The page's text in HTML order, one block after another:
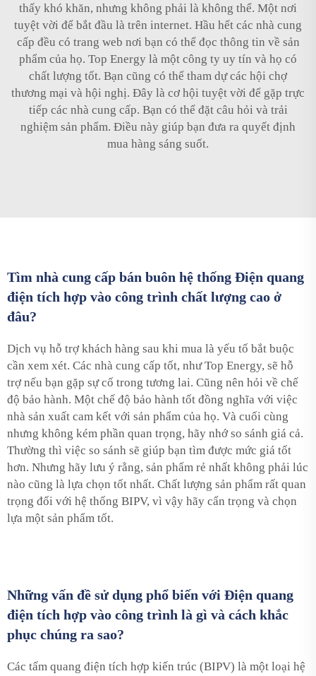
thấy khó khăn, nhưng không phải là không thể. Một nơi
tuyệt vời để bắt đầu là trên internet. Hầu hết các nhà cung
cấp đều có trang web nơi bạn có thể đọc thông tin về sản
phẩm của họ. Top Energy là một công ty uy tín và họ có
chất lượng tốt. Bạn cũng có thể tham dự các hội chợ
thương mại và hội nghị. Đây là cơ hội tuyệt vời để gặp trực
tiếp các nhà cung cấp. Bạn có thể đặt câu hỏi và trải
nghiệm sản phẩm. Điều này giúp bạn đưa ra quyết định
mua hàng sáng suốt.
Tìm nhà cung cấp bán buôn hệ thống Điện quang
điện tích hợp vào công trình chất lượng cao ở
đâu?
Dịch vụ hỗ trợ khách hàng sau khi mua là yếu tố bắt buộc
cần xem xét. Các nhà cung cấp tốt, như Top Energy, sẽ hỗ
trợ nếu bạn gặp sự cố trong tương lai. Cũng nên hỏi về chế
độ bảo hành. Một chế độ bảo hành tốt đồng nghĩa với việc
nhà sản xuất cam kết với sản phẩm của họ. Và cuối cùng
nhưng không kém phần quan trọng, hãy nhớ so sánh giá cả.
Thường thì việc so sánh sẽ giúp bạn tìm được mức giá tốt
hơn. Nhưng hãy lưu ý rằng, sản phẩm rẻ nhất không phải lúc
nào cũng là lựa chọn tốt nhất. Chất lượng sản phẩm rất quan
trọng đối với hệ thống BIPV, vì vậy hãy cẩn trọng và chọn
lựa một sản phẩm tốt.
Những vấn đề sử dụng phổ biến với Điện quang
điện tích hợp vào công trình là gì và cách khắc
phục chúng ra sao?
Các tấm quang điện tích hợp kiến trúc (BIPV) là một loại hệ